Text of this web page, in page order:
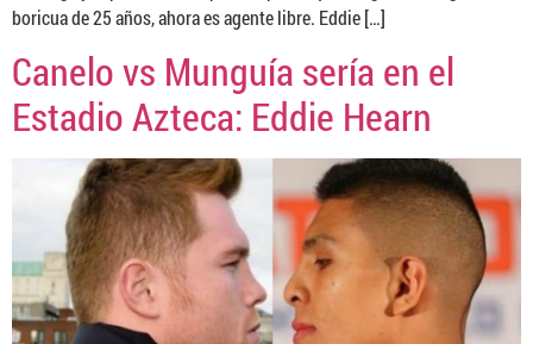
boricua de 25 años, ahora es agente libre. Eddie […]
Canelo vs Munguía sería en el
Estadio Azteca: Eddie Hearn